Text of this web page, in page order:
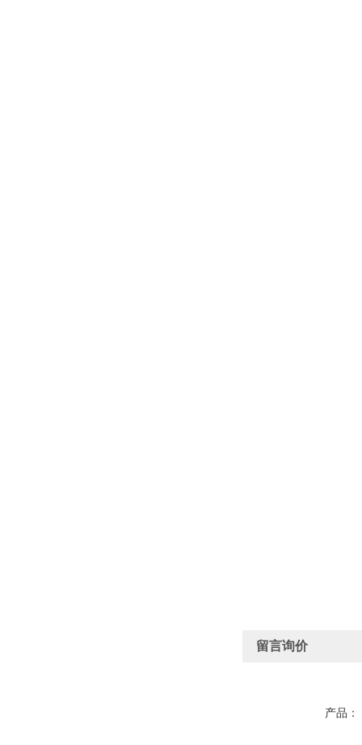
留言询价
产品：